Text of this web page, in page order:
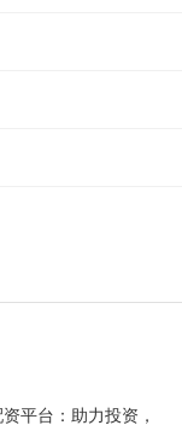
平台：助力投资，